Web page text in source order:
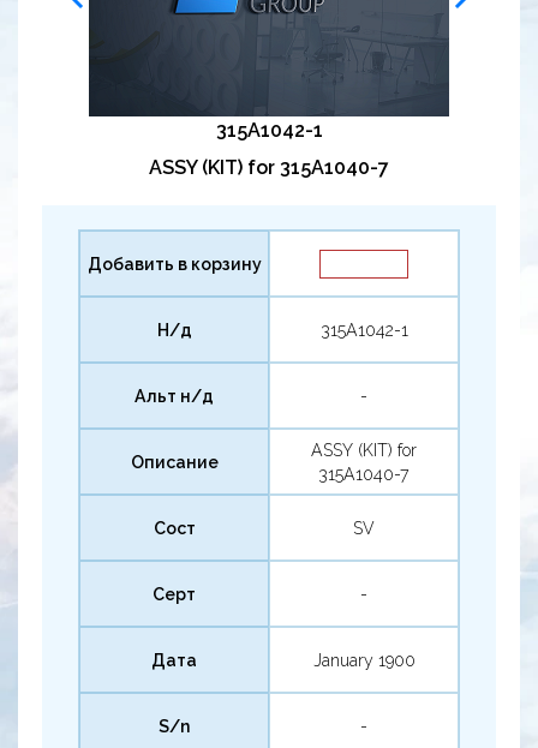
315A1042-1
ASSY (KIT) for 315A1040-7
Добавить в корзину
Н/д 315A1042-1
Альт н/д -
Описание
ASSY (KIT) for
315A1040-7
Сост SV
Серт -
Дата January 1900
S/n -